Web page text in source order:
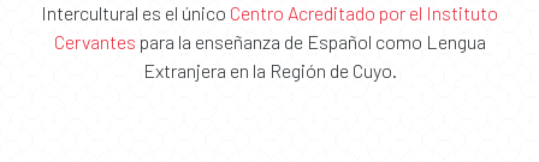
Intercultural es el único Centro Acreditado por el Instituto
Cervantes para la enseñanza de Español como Lengua
Extranjera en la Región de Cuyo.